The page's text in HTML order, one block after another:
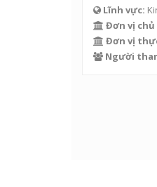
Lĩnh vực:
Đơn vị
Đơn vị
Người